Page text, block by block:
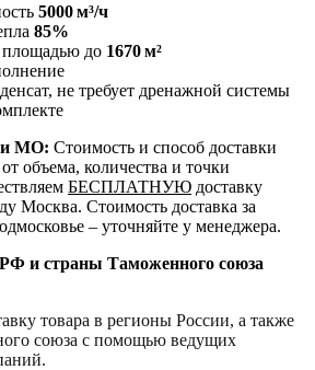
5000 м³/ч
85%
до 1670 м²
не требует дренажной системы
и МО: Стоимость и способ доставки
объема, количества и точки
БЕСПЛАТНУЮ доставку
Москва. Стоимость доставка за
– уточняйте у менеджера.
и страны Таможенного союза
товара в регионы России, а также
союза с помощью ведущих